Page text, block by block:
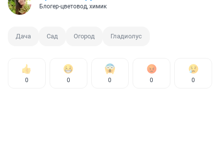
Блогер-цветовод, химик
Дача Сад Огород Гладиолус
0 0 0 0 0